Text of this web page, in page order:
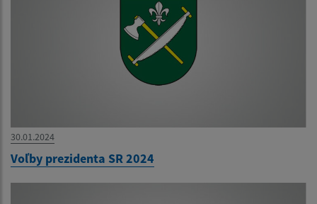
30.01.2024
Voľby prezidenta SR 2024